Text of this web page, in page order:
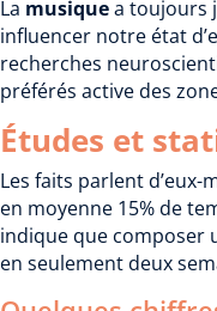
La musiquea toujours
influencer notre état
recherches
préférés active des
Études et
Les faits parlent
en moyenne 15% de
indique que composer
en seulement deux